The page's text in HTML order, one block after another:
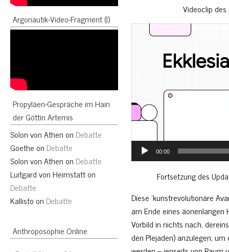
Argonautik-Video-Fragment (I)
Propyläen-Gespräche im Hain
der Göttin Artemis
Solon von Athen on Debatte
Goethe on Debatte
Solon von Athen on Debatte
Luitgard von Heimstatton
Debatte
Kallisto on Debatte
Anthroposophie Online
Videoclip
Video
00:00
Fortsetzung des
Diese ‘kunstrevolutionäre
am Ende eines
Vorbild in nichts nach,
den Plejaden) anzulegen,